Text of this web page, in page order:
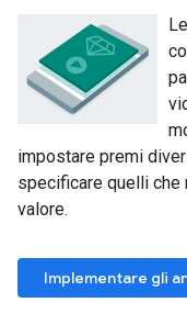
impostare premi
specificare quelli che
valore.
Implementare gli